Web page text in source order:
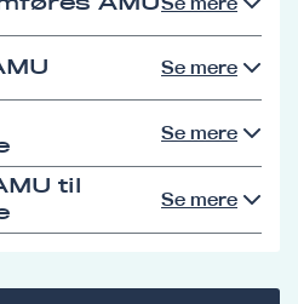
Se mere
Se mere
til
Se mere